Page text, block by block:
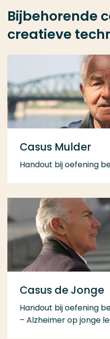
Bijbehorende
creatieve
Casus Mulder
Handout bij oefening
Casus de Jonge
Handout bij oefening
– Alzheimer op jonge